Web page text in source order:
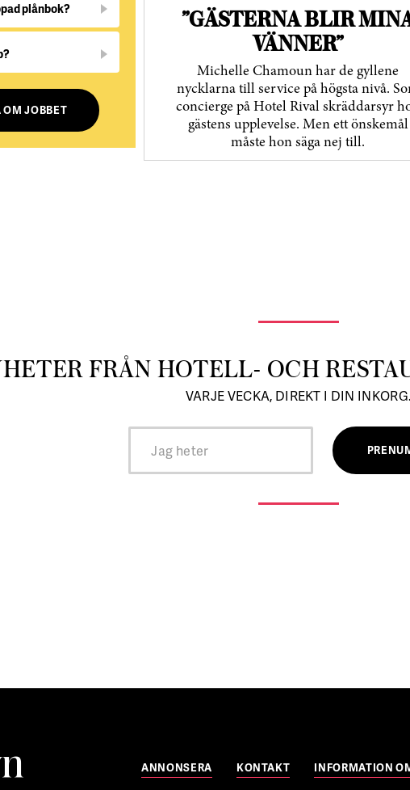
plånbok?
OM JOBBET
”GÄSTERNA BLIR
VÄNNER”
Michelle Chamoun har de gyllene
nycklarna till service på högsta nivå.
concierge på Hotel Rival skräddarsyr
gästens upp­levelse. Men ett önskemål
måste hon säga nej till.
FRÅN HOTELL- OCH
VARJE VECKA, DIREKT I DIN INKORG.
ANNONSERA KONTAKT INFORMATION